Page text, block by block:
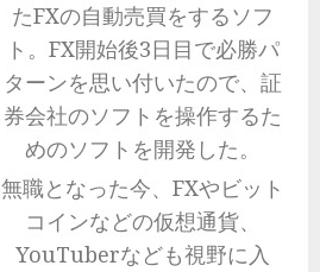
たFXの自動売買をするソフ
ト。FX開始後3日目で必勝パ
ターンを思い付いたので、証
券会社のソフトを操作するた
めのソフトを開発した。
無職となった今、FXやビット
コインなどの仮想通貨、
YouTuberなども視野に入